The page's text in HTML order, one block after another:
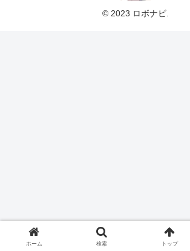
© 2023 ロボナビ.
ホーム 検索 トップ